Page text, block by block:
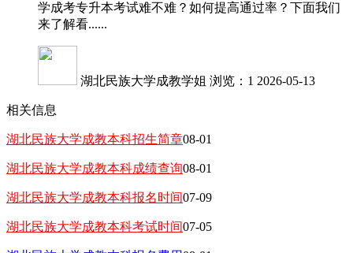
学成考专升本考试难不难？如何提高通过率？下面我们
来了解看......
湖北民族大学成教学姐 浏览：1 2026-05-13
相关信息
湖北民族大学成教本科招生简章08-01
湖北民族大学成教本科成绩查询08-01
湖北民族大学成教本科报名时间07-09
湖北民族大学成教本科考试时间07-05